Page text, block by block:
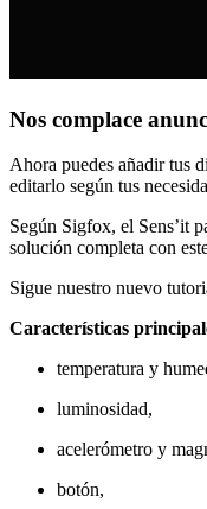
Nos complace
Ahora puedes añadir tus
editarlo según tus
Según Sigfox, el Sens’it
solución completa con
Sigue nuestro nuevo
Características
temperatura y
luminosidad,
acelerómetro y
botón,